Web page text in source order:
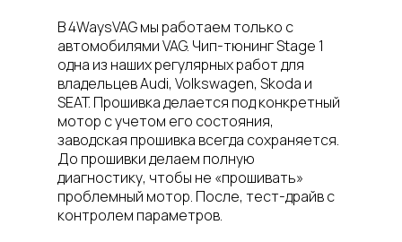
В 4WaysVAG мы работаем только с
автомобилями VAG. Чип-тюнинг Stage 1
одна из наших регулярных работ для
владельцев Audi, Volkswagen, Skoda и
SEAT. Прошивка делается под конкретный
мотор с учетом его состояния,
заводская прошивка всегда сохраняется.
До прошивки делаем полную
диагностику, чтобы не «прошивать»
проблемный мотор. После, тест-драйв с
контролем параметров.